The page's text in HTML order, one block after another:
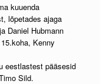
kuuenda
lõpetades ajaga
Daniel Hubmann
Kenny
eestlastest pääsesid
Sild.